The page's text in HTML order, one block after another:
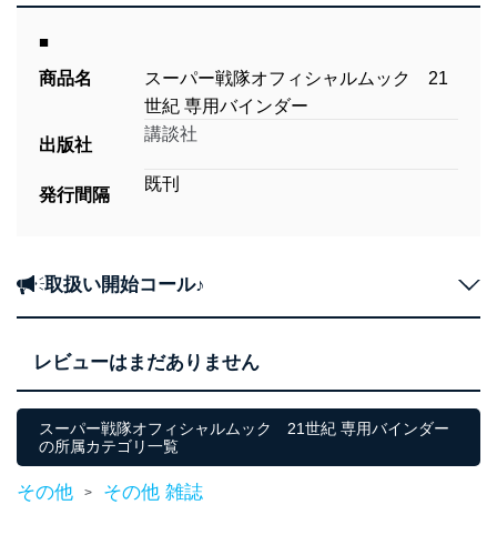
■
商品名
スーパー戦隊オフィシャルムック 21
世紀 専用バインダー
出版社
講談社
発行間隔
既刊
取扱い開始コール♪
レビューはまだありません
スーパー戦隊オフィシャルムック 21世紀 専用バインダー
の所属カテゴリ一覧
その他 > その他 雑誌